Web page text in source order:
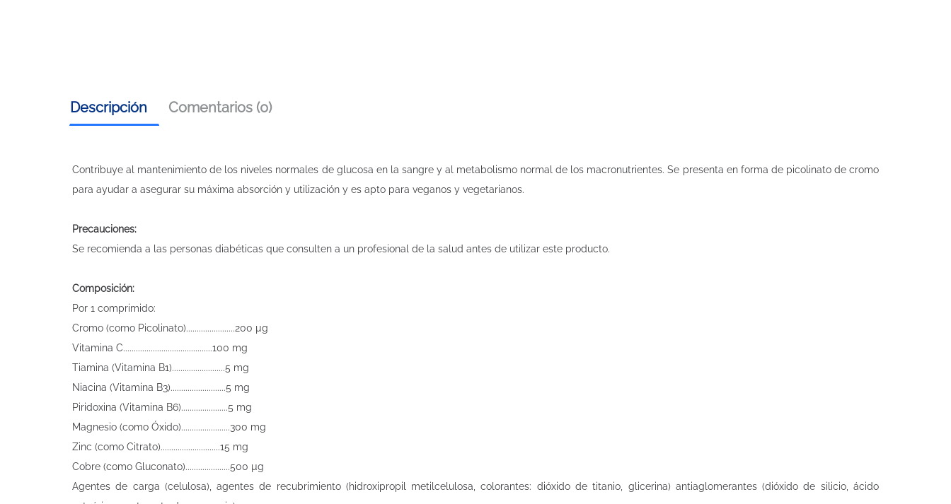
Descripción Comentarios (0)
Contribuye al mantenimiento de los niveles normales de glucosa en la sangre y al metabolismo normal de los macronutrientes. Se presenta en forma de picolinato de cromo
para ayudar a asegurar su máxima absorción y utilización y es apto para veganos y vegetarianos.
Precauciones:
Se recomienda a las personas diabéticas que consulten a un profesional de la salud antes de utilizar este producto.
Composición:
Por 1 comprimido:
Cromo (como Picolinato).......................200 µg
Vitamina C..........................................100 mg
Tiamina (Vitamina B1).........................5 mg
Niacina (Vitamina B3)..........................5 mg
Piridoxina (Vitamina B6)......................5 mg
Magnesio (como Óxido).......................300 mg
Zinc (como Citrato)............................15 mg
Cobre (como Gluconato).....................500 µg
Agentes de carga (celulosa), agentes de recubrimiento (hidroxipropil metilcelulosa, colorantes: dióxido de titanio, glicerina) antiaglomerantes (dióxido de silicio, ácido